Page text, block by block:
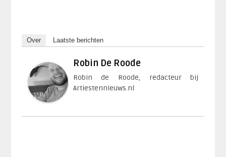
Over Laatste berichten
Robin De Roode
Robin de Roode, redacteur bij
Artiestennieuws.nl